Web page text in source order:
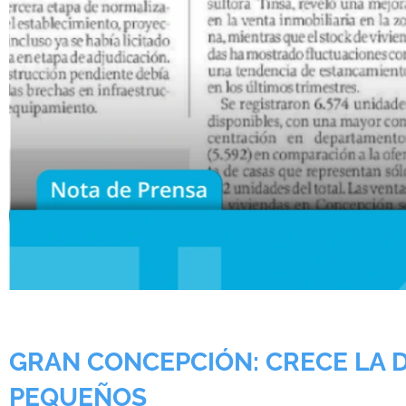
GRAN CONCEPCIÓN: CRECE LA
PEQUEÑOS